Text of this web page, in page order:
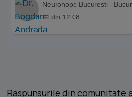
Neurohope Bucuresti -
📅 din 12.08
Raspunsurile din comunitate